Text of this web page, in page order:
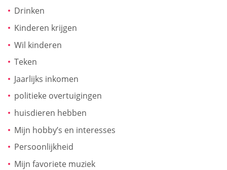
Drinken
Kinderen krijgen
Wil kinderen
Teken
Jaarlijks inkomen
politieke overtuigingen
huisdieren hebben
Mijn hobby’s en interesses
Persoonlijkheid
Mijn favoriete muziek